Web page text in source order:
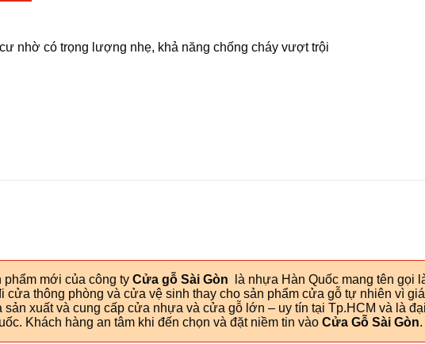
mới của công ty Cửa gỗ Sài Gòn là nhựa Hàn Quốc mang tên gọi
thông phòng và cửa vệ sinh thay cho sản phẩm cửa gỗ tự nhiên vì
xuất và cung cấp cửa nhựa và cửa gỗ lớn – uy tín tại Tp.HCM và là
Khách hàng an tâm khi đến chọn và đặt niềm tin vào Cửa Gỗ Sài Gòn.